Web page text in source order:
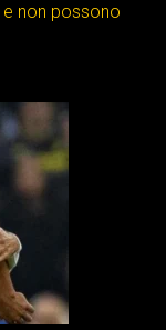
e non possono